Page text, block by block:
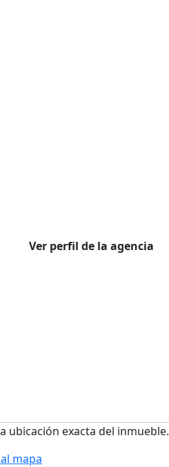
Ver perfil de la agencia
ubicación exacta del inmueble.
mapa